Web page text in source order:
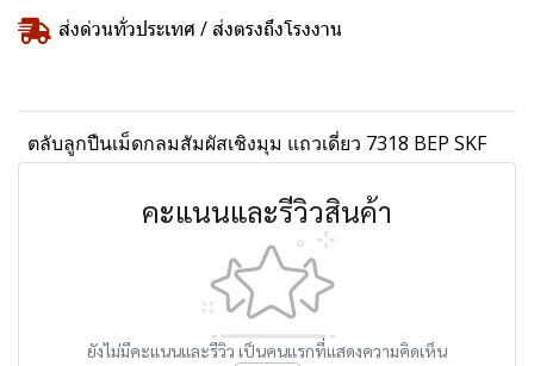
ส่งด่วนทั่วประเทศ / ส่งตรงถึงโรงงาน
ตลับลูกปืนเม็ดกลมสัมผัสเชิงมุม แถวเดี่ยว 7318 BEP SKF
คะแนนและรีวิวสินค้า
ยังไม่มีคะแนนและรีวิว เป็นคนแรกที่แสดงความคิดเห็น